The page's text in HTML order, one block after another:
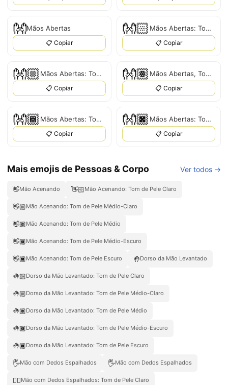
👐Mãos Abertas
📋 Copiar
👐🏻 Mãos Abertas: Tom de Pele Claro
📋 Copiar
👐🏼 Mãos Abertas: Tom de Pele Médio-Claro
📋 Copiar
👐🏽 Mãos Abertas, Tom de Pele Médio
📋 Copiar
👐🏾 Mãos Abertas: Tom de Pele Médio-Escuro
📋 Copiar
👐🏿 Mãos Abertas: Tom de Pele Escuro
📋 Copiar
Mais emojis de Pessoas & Corpo Ver todos →
👋Mão Acenando 👋🏻Mão Acenando: Tom de Pele Claro
👋🏼Mão Acenando: Tom de Pele Médio-Claro
👋🏽Mão Acenando: Tom de Pele Médio
👋🏾Mão Acenando: Tom de Pele Médio-Escuro
👋🏿Mão Acenando: Tom de Pele Escuro 🤚Dorso da Mão Levantado
🤚🏻Dorso da Mão Levantado: Tom de Pele Claro
🤚🏼Dorso da Mão Levantado: Tom de Pele Médio-Claro
🤚🏽Dorso da Mão Levantado: Tom de Pele Médio
🤚🏾Dorso da Mão Levantado: Tom de Pele Médio-Escuro
🤚🏿Dorso da Mão Levantado: Tom de Pele Escuro
🖐️Mão com Dedos Espalhados 🖐Mão com Dedos Espalhados
🖐🏻Mão com Dedos Espalhados: Tom de Pele Claro